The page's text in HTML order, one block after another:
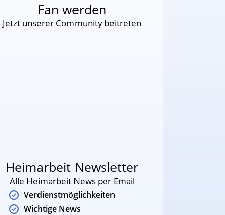
Fan werden
Jetzt unserer Community beitreten
Heimarbeit Newsletter
Alle Heimarbeit News per Email
Verdienstmöglichkeiten
Wichtige News